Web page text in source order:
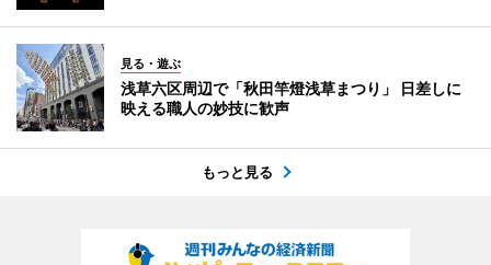
見る・遊ぶ
浅草六区周辺で「秋田竿燈浅草まつり」 日差しに
映える職人の妙技に歓声
もっと見る